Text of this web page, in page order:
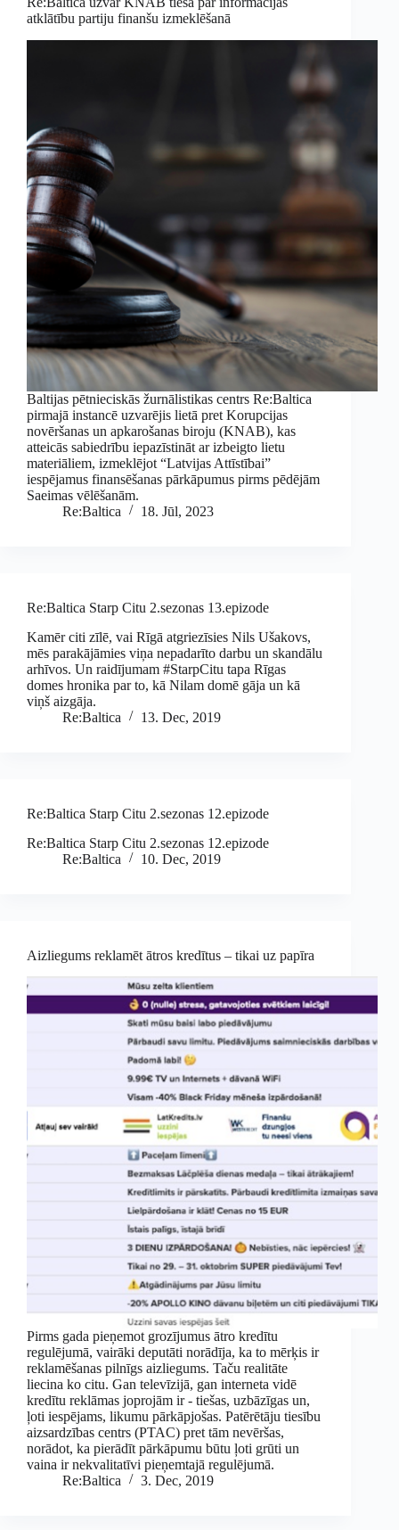
atklātību partiju finanšu izmeklēšanā
Baltijas pētnieciskās žurnālistikas centrs Re:Baltica
pirmajā instancē uzvarējis lietā pret Korupcijas
novēršanas un apkarošanas biroju (KNAB), kas
atteicās sabiedrību iepazīstināt ar izbeigto lietu
materiāliem, izmeklējot “Latvijas Attīstībai”
iespējamus finansēšanas pārkāpumus pirms pēdējām
Saeimas vēlēšanām.
Re:Baltica
18. Jūl, 2023
Re:Baltica Starp Citu 2.sezonas 13.epizode
Kamēr citi zīlē, vai Rīgā atgriezīsies Nils Ušakovs,
mēs parakājāmies viņa nepadarīto darbu un skandālu
arhīvos. Un raidījumam #StarpCitu tapa Rīgas
domes hronika par to, kā Nilam domē gāja un kā
viņš aizgāja.
Re:Baltica
13. Dec, 2019
Re:Baltica Starp Citu 2.sezonas 12.epizode
Re:Baltica Starp Citu 2.sezonas 12.epizode
Re:Baltica
10. Dec, 2019
Aizliegums reklamēt ātros kredītus – tikai uz papīra
Pirms gada pieņemot grozījumus ātro kredītu
regulējumā, vairāki deputāti norādīja, ka to mērķis ir
reklamēšanas pilnīgs aizliegums. Taču realitāte
liecina ko citu. Gan televīzijā, gan interneta vidē
kredītu reklāmas joprojām ir - tiešas, uzbāzīgas un,
ļoti iespējams, likumu pārkāpjošas. Patērētāju tiesību
aizsardzības centrs (PTAC) pret tām nevēršas,
norādot, ka pierādīt pārkāpumu būtu ļoti grūti un
vaina ir nekvalitatīvi pieņemtajā regulējumā.
Re:Baltica
3. Dec, 2019